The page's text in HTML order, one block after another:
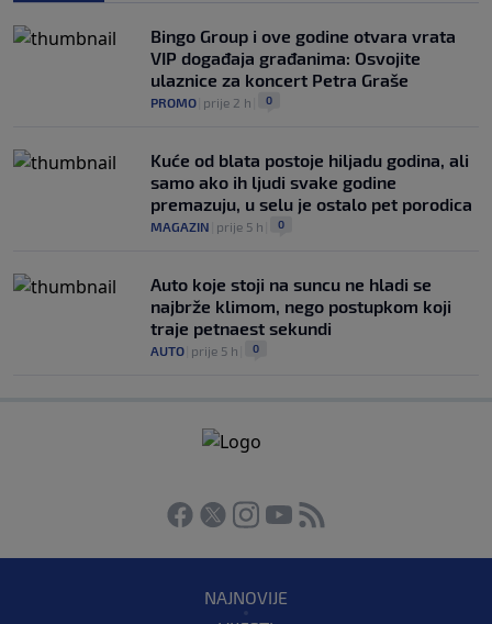
Bingo Group i ove godine otvara vrata
VIP događaja građanima: Osvojite
ulaznice za koncert Petra Graše
PROMO prije 2 h 0
Kuće od blata postoje hiljadu godina, ali
samo ako ih ljudi svake godine
premazuju, u selu je ostalo pet porodica
MAGAZIN prije 5 h 0
Auto koje stoji na suncu ne hladi se
najbrže klimom, nego postupkom koji
traje petnaest sekundi
AUTO prije 5 h 0
NAJNOVIJE